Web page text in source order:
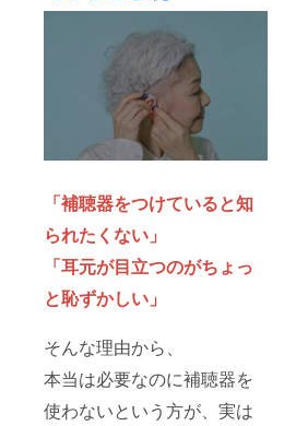
「補聴器をつけていると知
られたくない」
「耳元が目立つのがちょっ
と恥ずかしい」
そんな理由から、
本当は必要なのに補聴器を
使わないという方が、実は